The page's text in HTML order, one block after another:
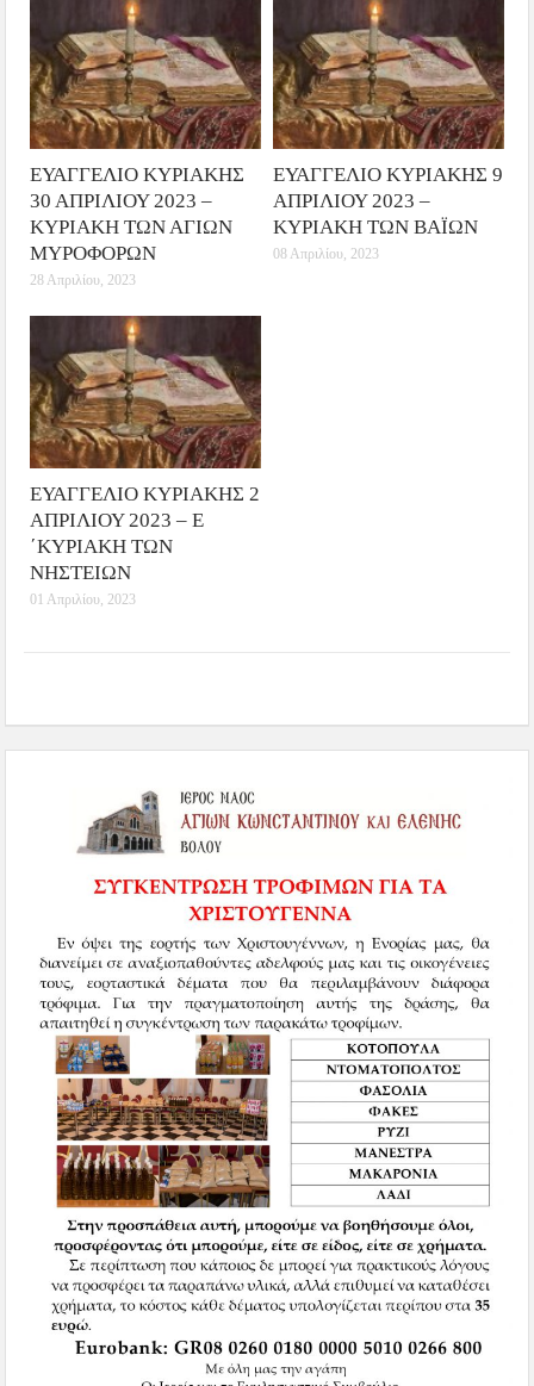
ΕΥΑΓΓΕΛΙΟ ΚΥΡΙΑΚΗΣ
30 ΑΠΡΙΛΙΟΥ 2023 –
ΚΥΡΙΑΚΗ ΤΩΝ ΑΓΙΩΝ
ΜΥΡΟΦΟΡΩΝ
28 Απριλίου, 2023
ΕΥΑΓΓΕΛΙΟ ΚΥΡΙΑΚΗΣ 9
ΑΠΡΙΛΙΟΥ 2023 –
ΚΥΡΙΑΚΗ ΤΩΝ ΒΑΪΩΝ
08 Απριλίου, 2023
ΕΥΑΓΓΕΛΙΟ ΚΥΡΙΑΚΗΣ 2
ΑΠΡΙΛΙΟΥ 2023 – Ε
´ΚΥΡΙΑΚΗ ΤΩΝ
ΝΗΣΤΕΙΩΝ
01 Απριλίου, 2023